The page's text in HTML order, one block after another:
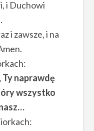
i Duchowi
i zawsze, i na
Ty naprawdę
wszystko